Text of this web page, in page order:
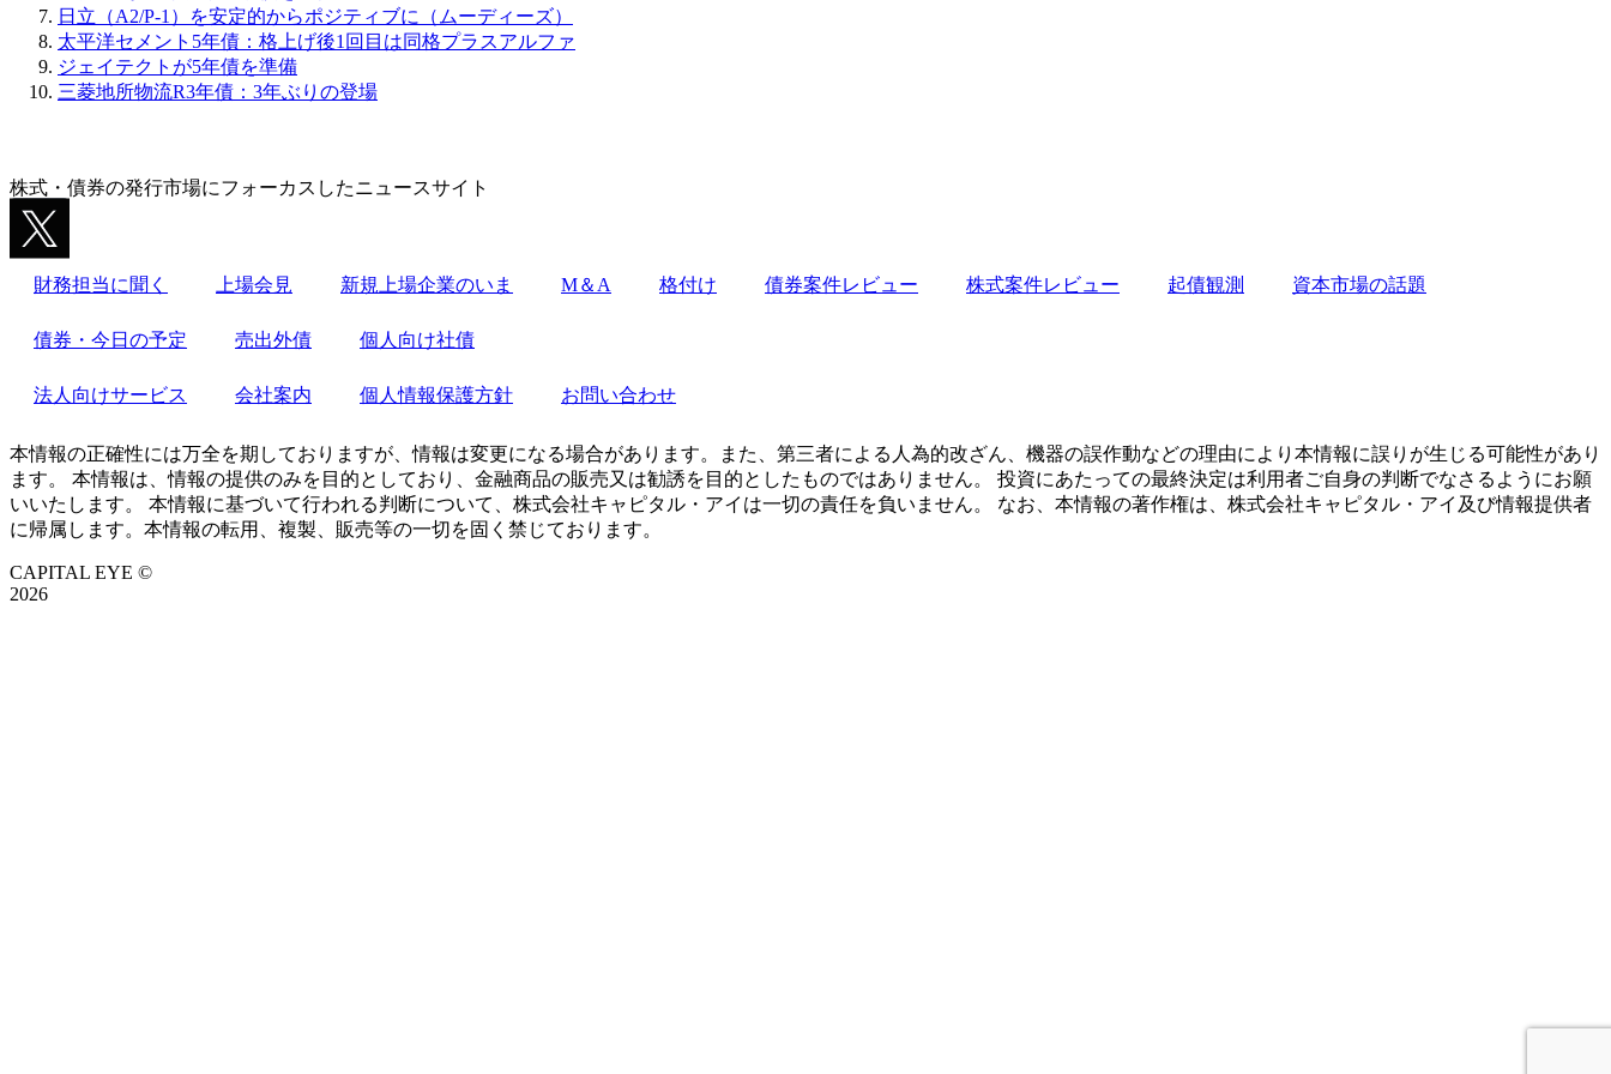
日立（A2/P-1）を安定的からポジティブに（ムーディーズ）
太平洋セメント5年債：格上げ後1回目は同格プラスアルファ
ジェイテクトが5年債を準備
三菱地所物流R3年債：3年ぶりの登場
株式・債券の発行市場にフォーカスしたニュースサイト
財務担当に聞く 上場会見 新規上場企業のいま M＆A 格付け 債券案件レビュー 株式案件レビュー 起債観測 資本市場の話題
債券・今日の予定 売出外債 個人向け社債
法人向けサービス 会社案内 個人情報保護方針 お問い合わせ
本情報の正確性には万全を期しておりますが、情報は変更になる場合があります。また、第三者による人為的改ざん、機器の誤作動などの理由により本情報に誤りが生じる可能性があり
ます。 本情報は、情報の提供のみを目的としており、金融商品の販売又は勧誘を目的としたものではありません。 投資にあたっての最終決定は利用者ご自身の判断でなさるようにお願
いいたします。 本情報に基づいて行われる判断について、株式会社キャピタル・アイは一切の責任を負いません。 なお、本情報の著作権は、株式会社キャピタル・アイ及び情報提供者
に帰属します。本情報の転用、複製、販売等の一切を固く禁じております。
CAPITAL EYE ©
2026